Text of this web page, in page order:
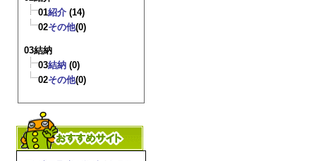
01紹介 (14)
02その他(0)
03結納
03結納 (0)
02その他(0)